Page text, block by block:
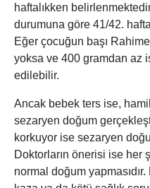
haftalıkken
durumuna göre 41/42.
Eğer çocuğun başı
yoksa ve 400 gramdan az
edilebilir.
Ancak bebek ters ise,
sezaryen doğum
korkuyor ise sezaryen
Doktorların önerisi ise her
normal doğum